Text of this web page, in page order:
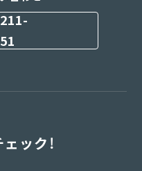
ック！